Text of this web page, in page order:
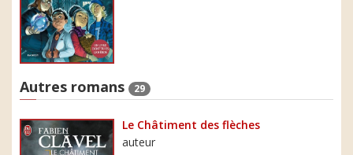
Autres romans 29
Le Châtiment des flèches
auteur